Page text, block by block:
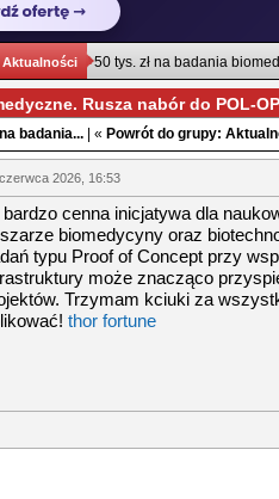
Aktualności 50 tys. zł na badania
Rusza nabór do
badania... | « Powrót do grupy:
2026, 16:53
bardzo cenna inicjatywa dla
biomedycyny oraz
typu Proof of Concept przy
może znacząco
Trzymam kciuki za
thor fortune